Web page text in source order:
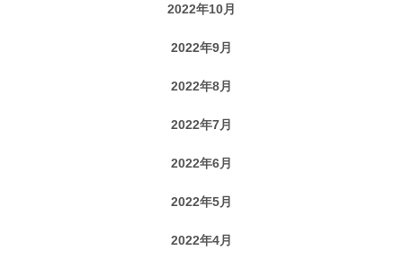
2022年10月
2022年9月
2022年8月
2022年7月
2022年6月
2022年5月
2022年4月